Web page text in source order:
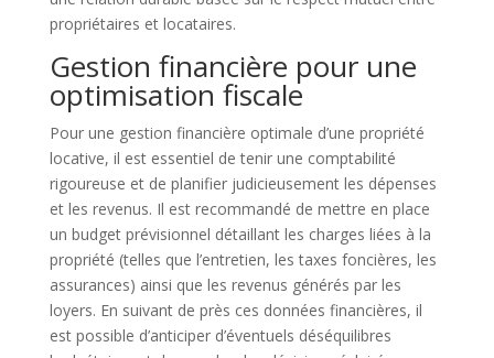
propriétaires et locataires.
Gestion financière pour une
optimisation fiscale
Pour une gestion financière optimale d’une propriété
locative, il est essentiel de tenir une comptabilité
rigoureuse et de planifier judicieusement les dépenses
et les revenus. Il est recommandé de mettre en place
un budget prévisionnel détaillant les charges liées à la
propriété (telles que l’entretien, les taxes foncières, les
assurances) ainsi que les revenus générés par les
loyers. En suivant de près ces données financières, il
est possible d’anticiper d’éventuels déséquilibres